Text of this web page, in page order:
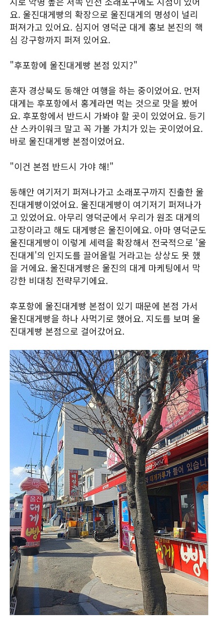
요. 울진대게빵의 확장으로 울진대게의 명성이 널리
퍼져가고 있어요. 심지어 영덕군 대게 홍보 본진의 핵
심 강구항까지 퍼져 있어요.
"후포항에 울진대게빵 본점 있지?"
혼자 경상북도 동해안 여행을 하는 중이었어요. 먼저
대게는 후포항에서 홍게라면 먹는 것으로 맛을 봤어
요. 후포항에서 반드시 가봐야 할 곳이 있었어요. 등기
산 스카이워크 말고 꼭 가볼 가치가 있는 곳이었어요.
바로 울진대게빵 본점이었어요.
"이건 본점 반드시 가야 해!"
동해안 여기저기 퍼져나가고 소래포구까지 진출한 울
진대게빵이었어요. 울진대게빵이 여기저기 퍼져나가
고 있었어요. 아무리 영덕군에서 우리가 원조 대게의
고장이라고 해도 대게빵은 울진이에요. 아마 영덕군도
울진대게빵이 이렇게 세력을 확장해서 전국적으로 '울
진대게'의 인지도를 끌어올릴 거라고는 상상도 못 했
을 거에요. 울진대게빵은 울진의 대게 마케팅에서 막
강한 비대칭 전략무기에요.
후포항에 울진대게빵 본점이 있기 때문에 본점 가서
울진대게빵을 하나 사먹기로 했어요. 지도를 보며 울
진대게빵 본점으로 걸어갔어요.